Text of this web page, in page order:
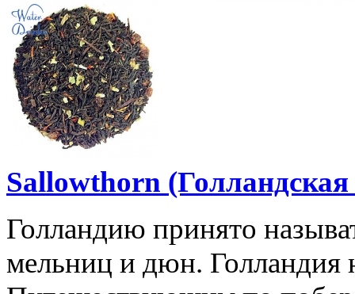
Sallowthorn (Голландская
Голландию принято
мельниц и дюн. Голландия